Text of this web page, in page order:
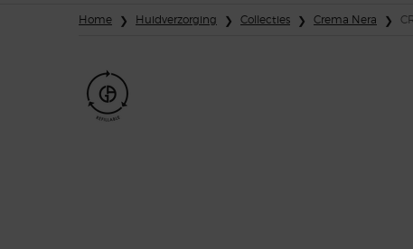
Home Huidverzorging Collecties Crema Nera